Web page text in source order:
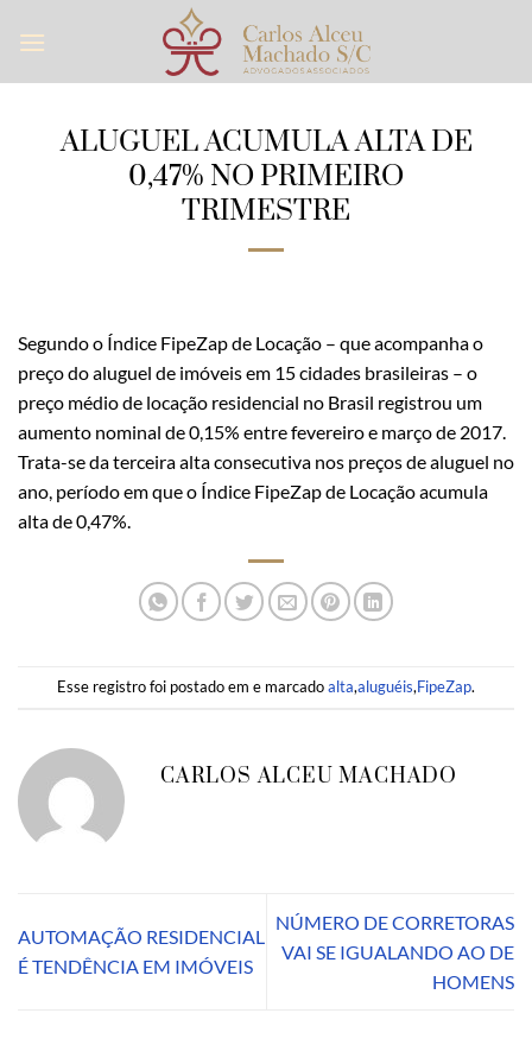
ALUGUEL ACUMULA ALTA DE
0,47% NO PRIMEIRO
TRIMESTRE
Segundo o Índice FipeZap de Locação – que acompanha o
preço do aluguel de imóveis em 15 cidades brasileiras – o
preço médio de locação residencial no Brasil registrou um
aumento nominal de 0,15% entre fevereiro e março de 2017.
Trata-se da terceira alta consecutiva nos preços de aluguel no
ano, período em que o Índice FipeZap de Locação acumula
alta de 0,47%.
Esse registro foi postado em e marcadoalta,aluguéis,FipeZap.
CARLOS ALCEU MACHADO
AUTOMAÇÃO RESIDENCIAL
É TENDÊNCIA EM IMÓVEIS
NÚMERO DE CORRETORAS
VAI SE IGUALANDO AO DE
HOMENS